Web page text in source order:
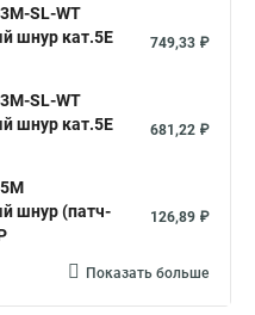
SL-WT
шнур кат.5E
749,33 ₽
SL-WT
шнур кат.5E
681,22 ₽
шнур (патч-
126,89 ₽
Показать больше